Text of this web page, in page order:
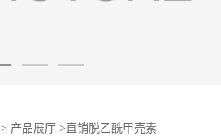
> 产品展厅 > 直销脱乙酰甲壳素